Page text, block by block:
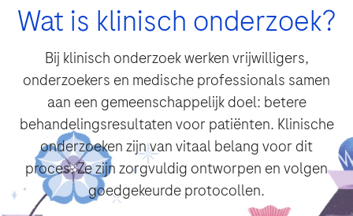
Wat is klinisch onderzoek?
Bij klinisch onderzoek werken vrijwilligers,
onderzoekers en medische professionals samen
aan een gemeenschappelijk doel: betere
behandelingsresultaten voor patiënten. Klinische
onderzoeken zijn van vitaal belang voor dit
proces. Ze zijn zorgvuldig ontworpen en volgen
goedgekeurde protocollen.
De door u ingevulde gegevens zullen door ons worden verwerkt
zoals beschreven in onze privacy policy en kennisgeving
pharmacovigilance/medische informatie. Hiervoor geef ik
toestemming.